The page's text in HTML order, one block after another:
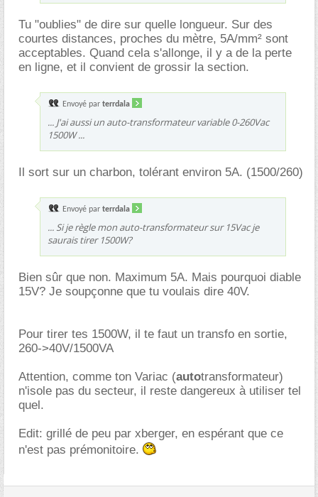
Tu "oublies" de dire sur quelle longueur. Sur des
courtes distances, proches du mètre, 5A/mm² sont
acceptables. Quand cela s'allonge, il y a de la perte
en ligne, et il convient de grossir la section.
Envoyé par terrdala
... J'ai aussi un auto-transformateur variable 0-260Vac
1500W ...
Il sort sur un charbon, tolérant environ 5A. (1500/260)
Envoyé par terrdala
... Si je règle mon auto-transformateur sur 15Vac je
saurais tirer 1500W?
Bien sûr que non. Maximum 5A. Mais pourquoi diable
15V? Je soupçonne que tu voulais dire 40V.
Pour tirer tes 1500W, il te faut un transfo en sortie,
260->40V/1500VA
Attention, comme ton Variac (autotransformateur)
n'isole pas du secteur, il reste dangereux à utiliser tel
quel.
Edit: grillé de peu par xberger, en espérant que ce
n'est pas prémonitoire.